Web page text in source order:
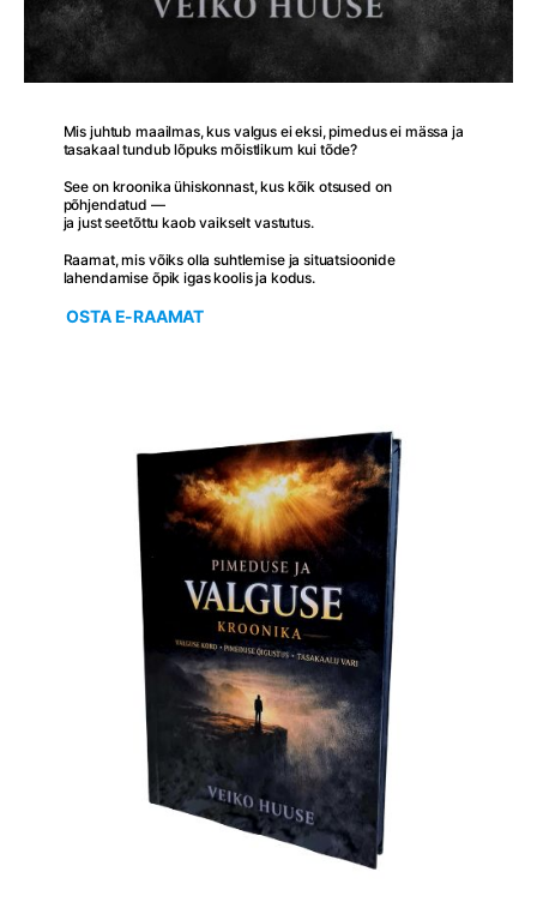
Mis juhtub maailmas, kus valgus ei eksi, pimedus ei mässa ja
tasakaal tundub lõpuks mõistlikum kui tõde?
See on kroonika ühiskonnast, kus kõik otsused on
põhjendatud —
ja just seetõttu kaob vaikselt vastutus.
Raamat, mis võiks olla suhtlemise ja situatsioonide
lahendamise õpik igas koolis ja kodus.
OSTA E-RAAMAT